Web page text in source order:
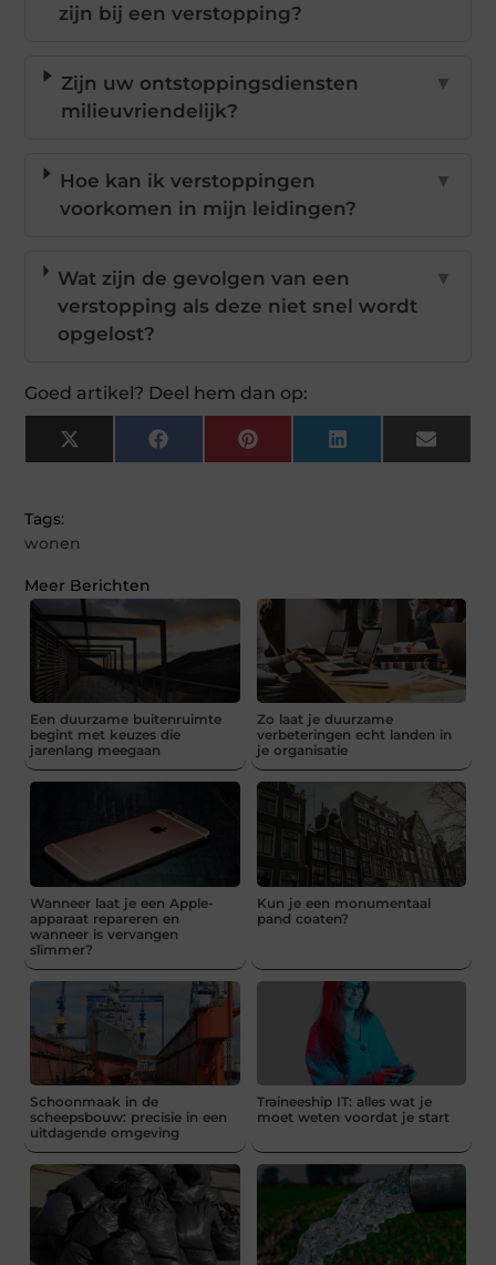
zijn bij een verstopping?
Zijn uw ontstoppingsdiensten
milieuvriendelijk?
▼
Hoe kan ik verstoppingen
voorkomen in mijn leidingen?
▼
Wat zijn de gevolgen van een
verstopping als deze niet snel wordt
opgelost?
▼
Goed artikel? Deel hem dan op:
X
(Twitter)
FacebookPinterestLinkedInEmail
Tags:
wonen
Meer Berichten
Een duurzame buitenruimte
begint met keuzes die
jarenlang meegaan
Zo laat je duurzame
verbeteringen echt landen in
je organisatie
Wanneer laat je een Apple-
apparaat repareren en
wanneer is vervangen
slimmer?
Kun je een monumentaal
pand coaten?
Schoonmaak in de
scheepsbouw: precisie in een
uitdagende omgeving
Traineeship IT: alles wat je
moet weten voordat je start